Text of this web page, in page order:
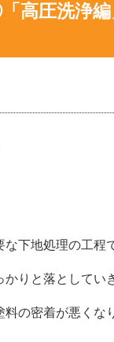
高圧洗浄
下地処理の工程
りと落としてい
の密着が悪くな